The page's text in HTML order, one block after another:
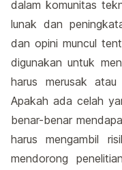
dalam komunitas
lunak dan
dan opini muncul
digunakan untuk
harus merusak
Apakah ada celah
benar-benar
harus mengambil
mendorong